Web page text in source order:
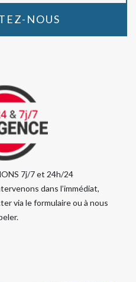
NOUS
7j/7 et 24h/24
dans l’immédiat,
via le formulaire ou à nous